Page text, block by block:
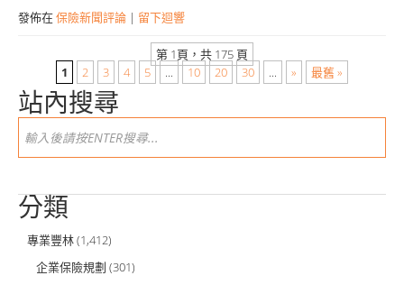
發佈在保險新聞評論 | 留下迴響
第 1頁，共 175 頁
1
2 3 4 5 ... 10 20 30 ... » 最舊 »
站內搜尋
分類
專業豐林(1,412)
企業保險規劃 (301)